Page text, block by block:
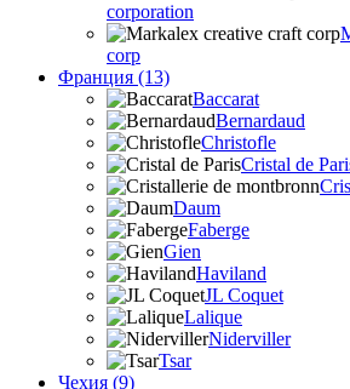
corporation
corp
Франция (13)
Baccarat
Bernardaud
Christofle
Cristal de
Daum
Faberge
Gien
Haviland
JL Coquet
Lalique
Niderviller
Tsar
Чехия (9)